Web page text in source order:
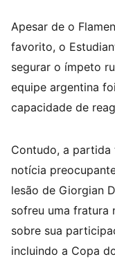
Apesar de o
favorito, o
segurar o ímpeto
equipe argentina
capacidade de
Contudo, a partida
notícia
lesão de Giorgian
sofreu uma fratura
sobre sua
incluindo a Copa